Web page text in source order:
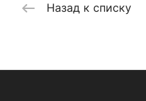
Назад к списку